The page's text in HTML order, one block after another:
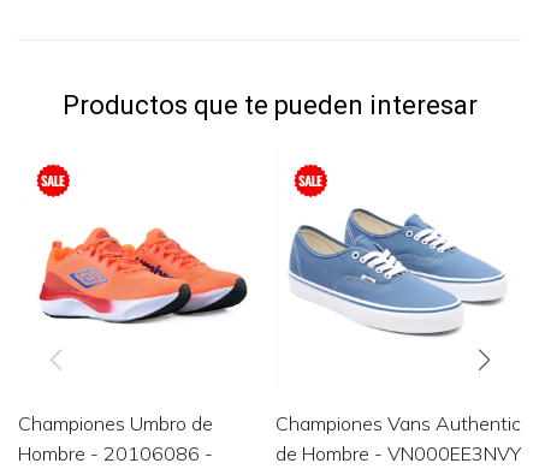
Productos que te pueden interesar
Championes Umbro de
Hombre - 20106086 -
Championes Vans Authentic
de Hombre - VN000EE3NVY